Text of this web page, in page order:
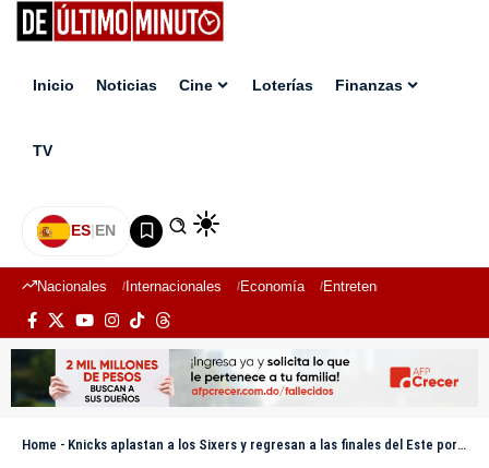
Inicio Noticias Cine Loterías Finanzas
TV
ES|EN
Nacionales Internacionales Economía Entretenimiento
Home - Knicks aplastan a los Sixers y regresan a las finales del Este por segundo año seguido